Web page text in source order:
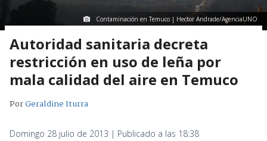
Contaminación en Temuco | Hector Andrade/AgenciaUNO
Autoridad sanitaria decreta
restricción en uso de leña por
mala calidad del aire en Temuco
PorGeraldine Iturra
Domingo 28 julio de 2013 | Publicado a las 18:38